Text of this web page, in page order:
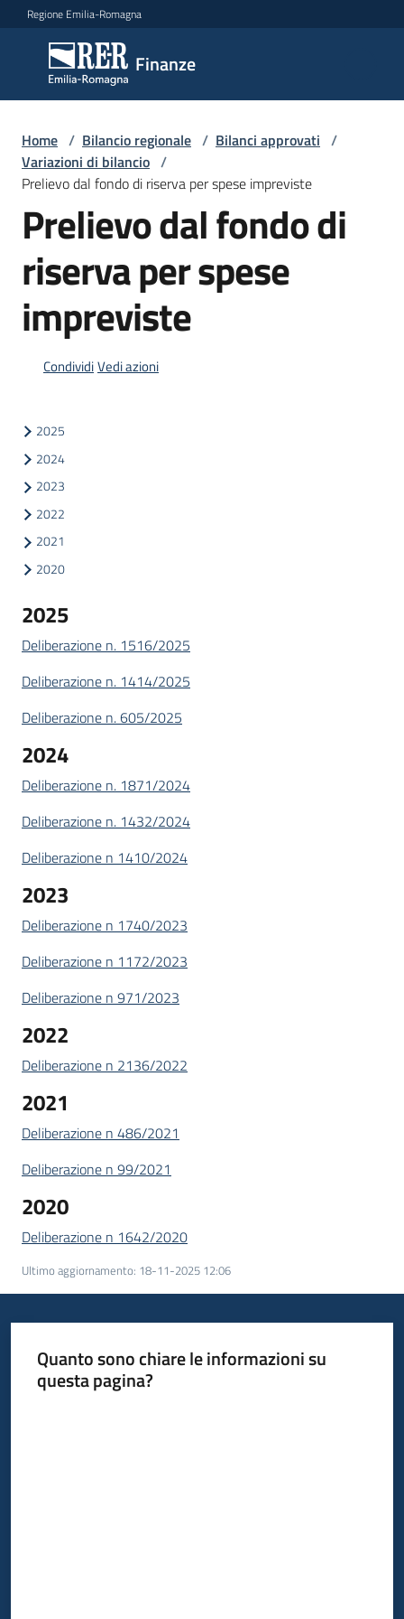
Vai al contenuto
Vai alla navigazione
Vai al footer
Regione Emilia-Romagna
Finanze
Finanze
Argomenti
Novità
Leggi
Atti
Bandi
Piani
Progetti
Home / Bilancio regionale / Bilanci approvati /
Variazioni di bilancio /
Prelievo dal fondo di riserva per spese impreviste
Prelievo dal fondo di
riserva per spese
impreviste
CondividiVedi azioni
2025
2024
2023
2022
2021
2020
2025
Deliberazione n. 1516/2025
Deliberazione n. 1414/2025
Deliberazione n. 605/2025
2024
Deliberazione n. 1871/2024
Deliberazione n. 1432/2024
Deliberazione n 1410/2024
2023
Deliberazione n 1740/2023
Deliberazione n 1172/2023
Deliberazione n 971/2023
2022
Deliberazione n 2136/2022
2021
Deliberazione n 486/2021
Deliberazione n 99/2021
2020
Deliberazione n 1642/2020
Ultimo aggiornamento: 18-11-2025 12:06
Quanto sono chiare le informazioni su
questa pagina?